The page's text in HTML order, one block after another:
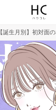
【誕生月別】初対面